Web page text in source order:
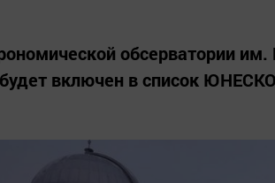
обсерватории им.
включен в список